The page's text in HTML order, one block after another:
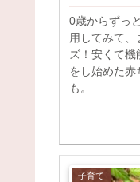
0歳からずっ
用してみて
ズ！安くて
をし始めた赤
も。
子育て